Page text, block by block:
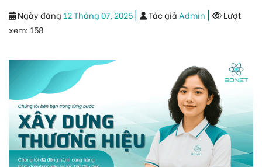
Ngày đăng 12 Tháng 07, 2025| Tác giả Admin |
Lượt
xem: 158